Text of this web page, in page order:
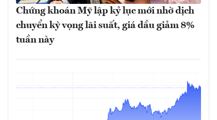
Chứng khoán Mỹ lập kỷ lục mới nhờ dịch
chuyển kỳ vọng lãi suất, giá dầu giảm 8%
tuần này